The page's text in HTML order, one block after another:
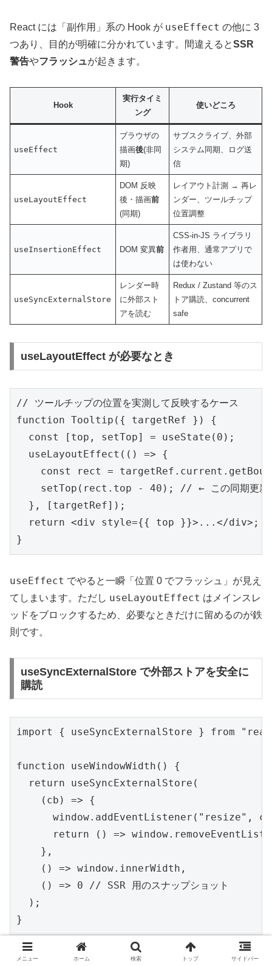
React には「副作用」系の Hook が useEffect の他に 3
つあり、目的が明確に分かれています。間違えるとSSR
警告やフラッシュが起きます。
Hook
実行タイミ
ング
使いどころ
useEffect
ブラウザの
描画後(非同
期)
サブスクライブ、外部
システム同期、ログ送
信
useLayoutEffect
DOM 反映
後・描画前
(同期)
レイアウト計測 → 再レ
ンダー、ツールチップ
位置調整
useInsertionEffect DOM 変異前
CSS-in-JS ライブラリ
作者用、通常アプリで
は使わない
useSyncExternalStore
レンダー時
に外部スト
アを読む
Redux / Zustand 等のス
トア購読、concurrent
safe
useLayoutEffect が必要なとき
// ツールチップの位置を実測して反映するケース
function Tooltip({ targetRef }) {
  const [top, setTop] = useState(0);
  useLayoutEffect(() => {
const rect =
setTop(rect.top - 40); // ← この同期更新を
  }, [targetRef]);
  return <div style={{ top }}>...</div>;
}
useEffect でやると一瞬「位置 0 でフラッシュ」が見え
てしまいます。ただし useLayoutEffect はメインスレ
ッドをブロックするため、必要なときだけに留めるのが鉄
則です。
useSyncExternalStore で外部ストアを安全に
購読
import { useSyncExternalStore } from
function useWindowWidth() {
  return useSyncExternalStore(
    (cb) => {
window.addEventListener("resize",
return () =>
    },
    () => window.innerWidth,
    () => 0 // SSR 用のスナップショット
  );
}
古いuseEffect + setState の組み合わせは
メニュー ホーム 検索 トップ サイドバー